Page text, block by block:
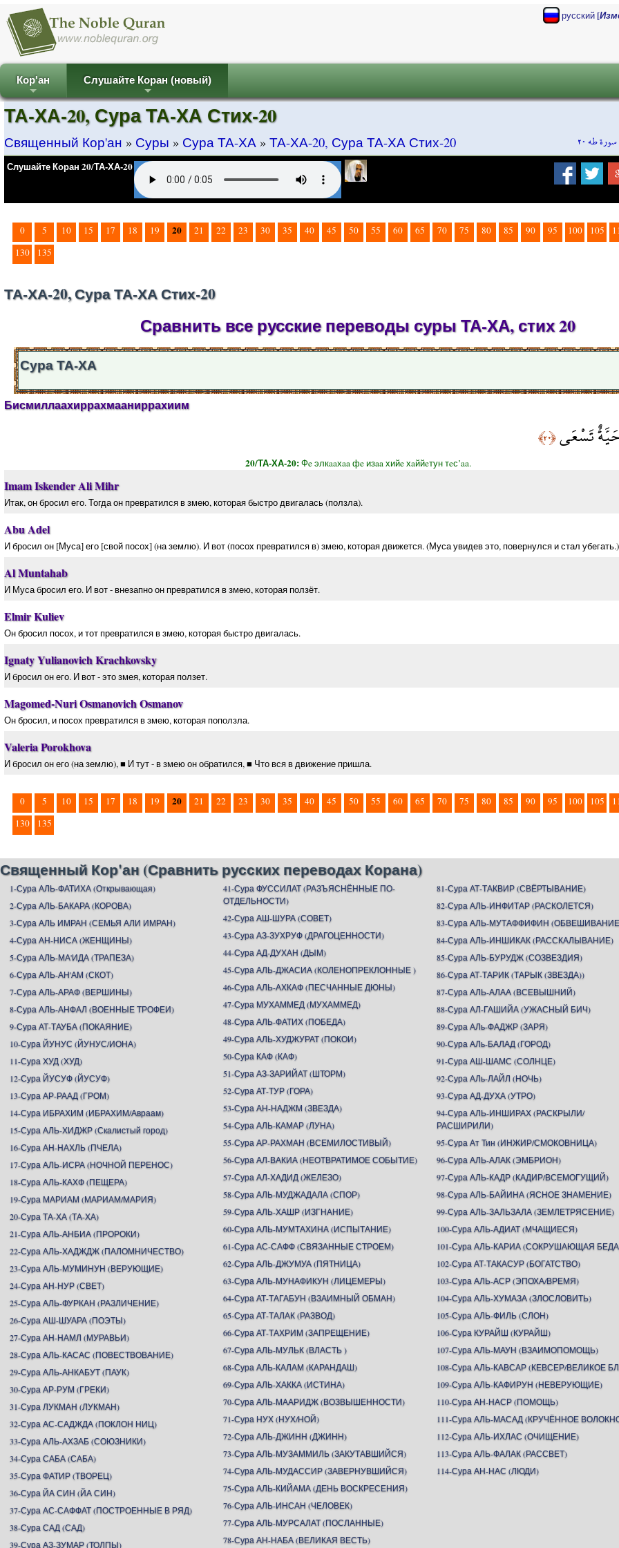
русский[
+
Кор'ан
+
Слушайте Коран (новый)
سورة طه ٢٠
ТА-ХА-20, Сура ТА-ХА Стих-20
Священный Кор'ан » Суры » Сура ТА-ХА » ТА-ХА-20, Сура ТА-ХА Стих-20
Слушайте Коран 20/ТА-ХА-20
0 5 10 15 17 18 19 20 21 22 23 30 35 40 45 50 55 60 65 70 75 80 85 90 95 100 105
130
135
ТА-ХА-20, Сура ТА-ХА Стих-20
Сравнить все русские переводы суры ТА-ХА, стих 20
Сура ТА-ХА
Бисмиллаахиррахмааниррахиим
حَيَّةٌ تَسْعَى﴿٢٠﴾
20/ТА-ХА-20:Фe элкaaхaa фe изaa хийe хaййeтун тeс’aa.
Imam Iskender Ali Mihr
Итак, он бросил его. Тогда он превратился в змею, которая быстро двигалась (ползла).
Abu Adel
И бросил он [Муса] его [свой посох] (на землю). И вот (посох превратился в) змею, которая движется. (Муса увидев это, повернулся и стал убегать.)
Al Muntahab
И Муса бросил его. И вот - внезапно он превратился в змею, которая ползёт.
Elmir Kuliev
Он бросил посох, и тот превратился в змею, которая быстро двигалась.
Ignaty Yulianovich Krachkovsky
И бросил он его. И вот - это змея, которая ползет.
Magomed-Nuri Osmanovich Osmanov
Он бросил, и посох превратился в змею, которая поползла.
Valeria Porokhova
И бросил он его (на землю), ■ И тут - в змею он обратился, ■ Что вся в движение пришла.
0 5 10 15 17 18 19 20 21 22 23 30 35 40 45 50 55 60 65 70 75 80 85 90 95 100 105
130
135
Священный Кор'ан (Сравнить русских переводах Корана)
1-Сура АЛЬ-ФАТИХА (Открывающая)
2-Сура АЛЬ-БАКАРА (КОРОВА)
3-Сура АЛЬ ИМРАН (СЕМЬЯ АЛИ ИМРАН)
4-Сура АН-НИСА (ЖЕНЩИНЫ)
5-Сура АЛЬ-МА'ИДА (ТРАПЕЗА)
6-Сура АЛЬ-АН'АМ (СКОТ)
7-Сура АЛЬ-АРАФ (ВЕРШИНЫ)
8-Сура АЛЬ-АНФАЛ (ВОЕННЫЕ ТРОФЕИ)
9-Сура АТ-ТАУБА (ПОКАЯНИЕ)
10-Сура ЙУНУС (ЙУНУС/ИОНА)
11-Сура ХУД (ХУД)
12-Сура ЙУСУФ (ЙУСУФ)
13-Сура АР-РААД (ГРОМ)
14-Сура ИБРАХИМ (ИБРАХИМ/Авраам)
15-Сура АЛЬ-ХИДЖР (Скалистый город)
16-Сура АН-НАХЛЬ (ПЧЕЛА)
17-Сура АЛЬ-ИСРА (НОЧНОЙ ПЕРЕНОС)
18-Сура АЛЬ-КАХФ (ПЕЩЕРА)
19-Сура МАРИАМ (МАРИАМ/МАРИЯ)
20-Сура ТА-ХА (ТА-ХА)
21-Сура АЛЬ-АНБИА (ПРОРОКИ)
22-Сура АЛЬ-ХАДЖДЖ (ПАЛОМНИЧЕСТВО)
23-Сура АЛЬ-МУМИНУН (ВЕРУЮЩИЕ)
24-Сура АН-НУР (СВЕТ)
25-Сура АЛЬ-ФУРКАН (РАЗЛИЧЕНИЕ)
26-Сура АШ-ШУАРА (ПОЭТЫ)
27-Сура АН-НАМЛ (МУРАВЬИ)
28-Сура АЛЬ-КАСАС (ПОВЕСТВОВАНИЕ)
29-Сура АЛЬ-АНКАБУТ (ПАУК)
30-Сура АР-РУМ (ГРЕКИ)
31-Сура ЛУКМАН (ЛУКМАН)
32-Сура АС-САДЖДА (ПОКЛОН НИЦ)
33-Сура АЛЬ-АХЗАБ (СОЮЗНИКИ)
34-Сура САБА (САБА)
35-Сура ФАТИР (ТВОРЕЦ)
36-Сура ЙА СИН (ЙА СИН)
37-Сура АС-САФФАТ (ПОСТРОЕННЫЕ В РЯД)
38-Сура САД (САД)
39-Сура АЗ-ЗУМАР (ТОЛПЫ)
41-Сура ФУССИЛАТ (РАЗЪЯСНЁННЫЕ ПО-
ОТДЕЛЬНОСТИ)
42-Сура АШ-ШУРА (СОВЕТ)
43-Сура АЗ-ЗУХРУФ (ДРАГОЦЕННОСТИ)
44-Сура АД-ДУХАН (ДЫМ)
45-Сура АЛЬ-ДЖАСИА (КОЛЕНОПРЕКЛОННЫЕ )
46-Сура АЛЬ-АХКАФ (ПЕСЧАННЫЕ ДЮНЫ)
47-Сура МУХАММЕД (МУХАММЕД)
48-Сура АЛЬ-ФАТИХ (ПОБЕДА)
49-Сура АЛЬ-ХУДЖУРАТ (ПОКОИ)
50-Сура КАФ (КАФ)
51-Сура АЗ-ЗАРИЙАТ (ШТОРМ)
52-Сура АТ-ТУР (ГОРА)
53-Сура АН-НАДЖМ (ЗВЕЗДА)
54-Сура АЛЬ-КАМАР (ЛУНА)
55-Сура АР-РАХМАН (ВСЕМИЛОСТИВЫЙ)
56-Сура АЛ-ВАКИА (НЕОТВРАТИМОЕ СОБЫТИЕ)
57-Сура АЛ-ХАДИД (ЖЕЛЕЗО)
58-Сура АЛЬ-МУДЖАДАЛА (СПОР)
59-Сура АЛЬ-ХАШР (ИЗГНАНИЕ)
60-Сура АЛЬ-МУМТАХИНА (ИСПЫТАНИЕ)
61-Сура АС-САФФ (СВЯЗАННЫЕ СТРОЕМ)
62-Сура АЛЬ-ДЖУМУА (ПЯТНИЦА)
63-Сура АЛЬ-МУНАФИКУН (ЛИЦЕМЕРЫ)
64-Сура АТ-ТАГАБУН (ВЗАИМНЫЙ ОБМАН)
65-Сура АТ-ТАЛАК (РАЗВОД)
66-Сура АТ-ТАХРИМ (ЗАПРЕЩЕНИЕ)
67-Сура АЛЬ-МУЛЬК (ВЛАСТЬ )
68-Сура АЛЬ-КАЛАМ (КАРАНДАШ)
69-Сура АЛЬ-ХАККА (ИСТИНА)
70-Сура АЛЬ-МААРИДЖ (ВОЗВЫШЕННОСТИ)
71-Сура НУХ (НУХ/НОЙ)
72-Сура АЛЬ-ДЖИНН (ДЖИНН)
73-Сура АЛЬ-МУЗАММИЛЬ (ЗАКУТАВШИЙСЯ)
74-Сура АЛЬ-МУДАССИР (ЗАВЕРНУВШИЙСЯ)
75-Сура АЛЬ-КИЙАМА (ДЕНЬ ВОСКРЕСЕНИЯ)
76-Сура АЛЬ-ИНСАН (ЧЕЛОВЕК)
77-Сура АЛЬ-МУРСАЛАТ (ПОСЛАННЫЕ)
78-Сура АН-НАБА (ВЕЛИКАЯ ВЕСТЬ)
81-Сура АТ-ТАКВИР (СВЁРТЫВАНИЕ)
82-Сура АЛЬ-ИНФИТАР (РАСКОЛЕТСЯ)
83-Сура АЛЬ-МУТАФФИФИН
84-Сура АЛЬ-ИНШИКАК (РАССКАЛЫВАНИЕ)
85-Сура АЛЬ-БУРУДЖ (СОЗВЕЗДИЯ)
86-Сура АТ-ТАРИК (ТАРЫК (ЗВЕЗДА))
87-Сура АЛЬ-АЛАА (ВСЕВЫШНИЙ)
88-Сура АЛ-ГАШИЙА (УЖАСНЫЙ БИЧ)
89-Сура АЛь-ФАДЖР (ЗАРЯ)
90-Сура АЛь-БАЛАД (ГОРОД)
91-Сура АШ-ШАМС (СОЛНЦЕ)
92-Сура АЛь-ЛАЙЛ (НОЧЬ)
93-Сура АД-ДУХА (УТРО)
94-Сура АЛЬ-ИНШИРАХ (РАСКРЫЛИ/
РАСШИРИЛИ)
95-Сура Ат Тин (ИНЖИР/СМОКОВНИЦА)
96-Сура АЛЬ-АЛАК (ЭМБРИОН)
97-Сура АЛЬ-КАДР (КАДИР/ВСЕМОГУЩИЙ)
98-Сура АЛЬ-БАЙИНА (ЯСНОЕ ЗНАМЕНИЕ)
99-Сура АЛЬ-ЗАЛЬЗАЛА (ЗЕМЛЕТРЯСЕНИЕ)
100-Сура АЛЬ-АДИАТ (МЧАЩИЕСЯ)
101-Сура АЛЬ-КАРИА (СОКРУШАЮЩАЯ
102-Сура АТ-ТАКАСУР (БОГАТСТВО)
103-Сура АЛЬ-АСР (ЭПОХА/ВРЕМЯ)
104-Сура АЛЬ-ХУМАЗА (ЗЛОСЛОВИТЬ)
105-Сура АЛЬ-ФИЛЬ (СЛОН)
106-Сура КУРАЙШ (КУРАЙШ)
107-Сура АЛЬ-МАУН (ВЗАИМОПОМОЩЬ)
108-Сура АЛЬ-КАВСАР (КЕВСЕР/ВЕЛИКОЕ
109-Сура АЛЬ-КАФИРУН (НЕВЕРУЮЩИЕ)
110-Сура АН-НАСР (ПОМОЩЬ)
111-Сура АЛЬ-МАСАД (КРУЧЁННОЕ
112-Сура АЛЬ-ИХЛАС (ОЧИЩЕНИЕ)
113-Сура АЛЬ-ФАЛАК (РАССВЕТ)
114-Сура АН-НАС (ЛЮДИ)